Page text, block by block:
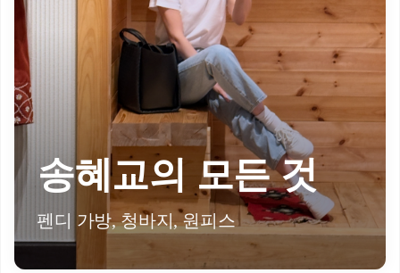
송혜교의 모든 것
펜디 가방, 청바지, 원피스